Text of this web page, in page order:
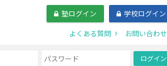
塾ログイン
学校ログイン
よくある質問
お問い合わせ
ログイン